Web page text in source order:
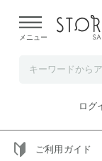
よる配送遅延が発
メニュー
ご指定のアイテム
トップへ戻る
ログ
ご利用ガイド